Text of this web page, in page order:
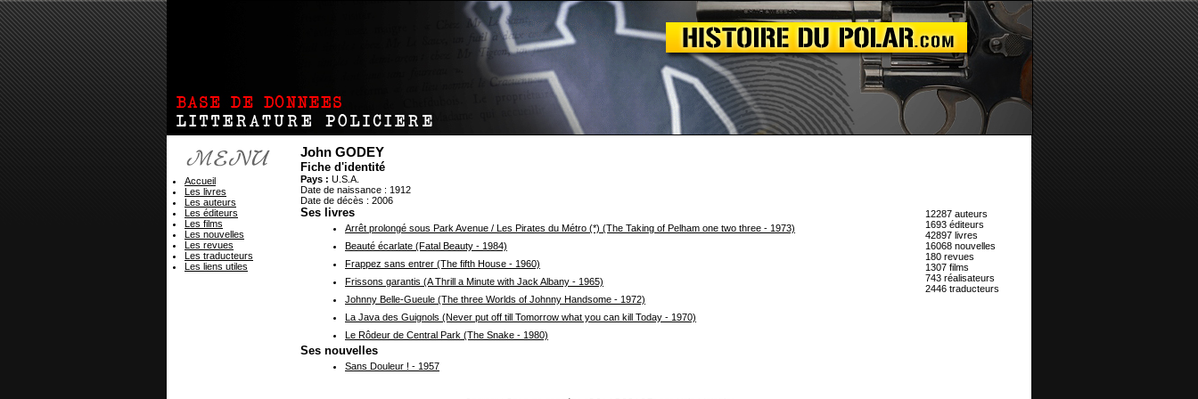
John GODEY
Fiche d'identité
Pays : U.S.A.
Date de naissance : 1912
Date de décès : 2006
Ses livres
Arrêt prolongé sous Park Avenue / Les Pirates du Métro (*) (The Taking of Pelham one two three - 1973)
Beauté écarlate (Fatal Beauty - 1984)
Frappez sans entrer (The fifth House - 1960)
Frissons garantis (A Thrill a Minute with Jack Albany - 1965)
Johnny Belle-Gueule (The three Worlds of Johnny Handsome - 1972)
La Java des Guignols (Never put off till Tomorrow what you can kill Today - 1970)
Le Rôdeur de Central Park (The Snake - 1980)
Ses nouvelles
Sans Douleur ! - 1957
Accueil
Les livres
Les auteurs
Les éditeurs
Les films
Les nouvelles
Les revues
Les traducteurs
Les liens utiles
12287 auteurs
1693 éditeurs
42897 livres
16068 nouvelles
180 revues
1307 films
743 réalisateurs
2446 traducteurs